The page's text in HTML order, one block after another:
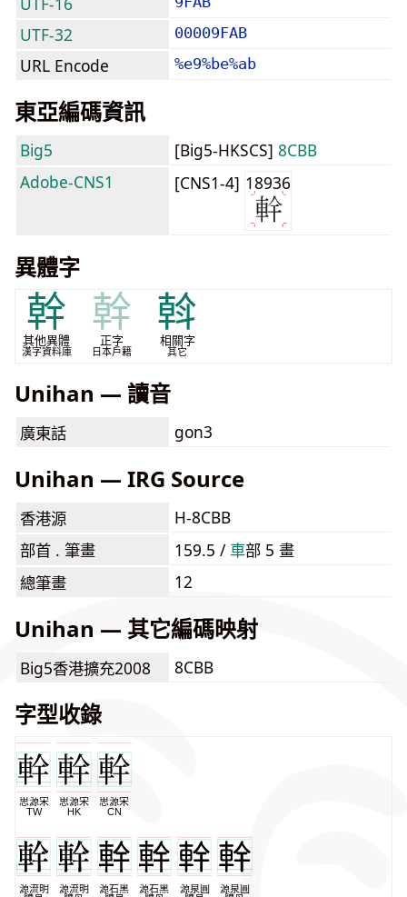
UTF-32 00009FAB
URL Encode %e9%be%ab
東亞編碼資訊
Big5 [Big5-HKSCS] 8CBB
Adobe-CNS1
[CNS1-4] 18936
異體字
幹
其他異體
漢字資料庫
幹
正字
日本戶籍
斡
相關字
其它
Unihan — 讀音
廣東話 gon3
Unihan — IRG Source
香港源
H-8CBB
部首 . 筆畫
159.5 / ⾞部 5 畫
總筆畫
12
Unihan — 其它編碼映射
Big5香港擴充2008 8CBB
字型收錄
思源宋
TW
思源宋
HK
思源宋
CN
源流明
源流明
源石黑
源石黑
源泉圓
源泉圓